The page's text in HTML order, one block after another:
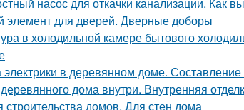
элемент для дверей. Дверные доборы
в холодильной камере бытового
электрики в деревянном доме.
дома внутри. Внутренняя
строительства домов. Для стен дома